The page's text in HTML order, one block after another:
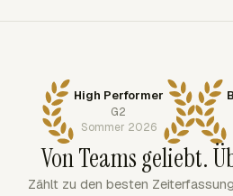
High Performer
G2
Sommer 2026
Von Teams geliebt.
Zählt zu den besten